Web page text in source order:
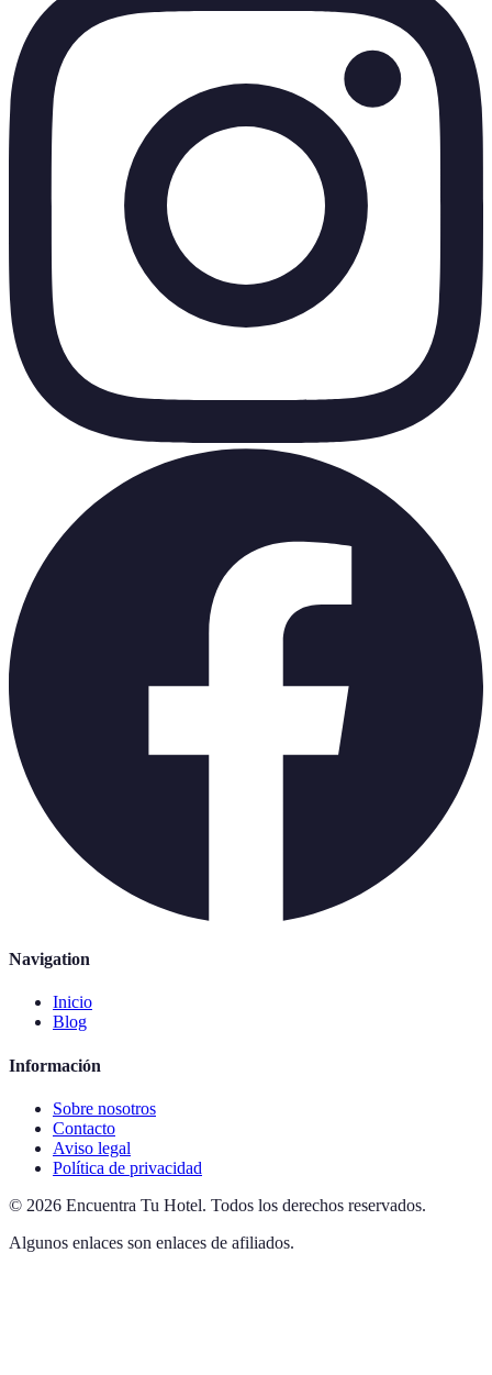
Navigation
Inicio
Blog
Información
Sobre nosotros
Contacto
Aviso legal
Política de privacidad
© 2026 Encuentra Tu Hotel. Todos los derechos reservados.
Algunos enlaces son enlaces de afiliados.